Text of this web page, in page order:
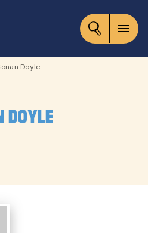
CONTENU
menu
Doyle
Doyle